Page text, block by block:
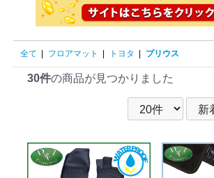
全て | フロアマット | トヨタ | プリウス
30件の商品が見つかりました